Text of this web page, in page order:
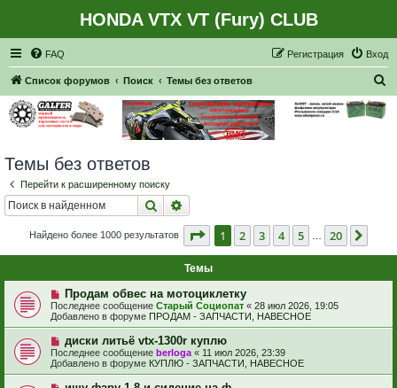
HONDA VTX VT (Fury) CLUB
FAQ Вход
Регистрация
Список форумов Поиск Темы без ответов
Темы без ответов
Перейти к расширенному поиску
Поиск
Найдено более 1000 результатов Страница из 20
1 2 3 4 5 20
Темы
Н
о
в
с
о
о
б
Продам обвес на мотоциклетку
Последнее сообщение Старый Социопат « 28 июл 2026, 19:05
Добавлено в форуме ПРОДАМ - ЗАПЧАСТИ, НАВЕСНОЕ
Н
о
в
диски литьё vtx-1300r куплю
Последнее сообщение berloga « 11 июл 2026, 23:39
Добавлено в форуме КУПЛЮ - ЗАПЧАСТИ, НАВЕСНОЕ
Н